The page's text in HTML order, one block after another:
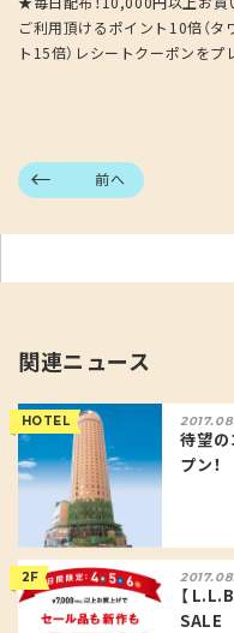
ご利用頂けるポイント10倍（
ト15倍）レシートクーポンを
前へ
関連ニュース
HOTEL
待望の
プン！
2F
【
SALE